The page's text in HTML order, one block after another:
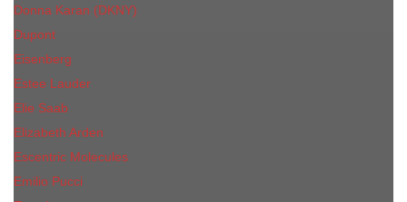
Donna Karan (DKNY)
Dupont
Eisenberg
Еsteе Lаudеr
Elie Saab
Elizabeth Arden
Escentric Molecules
Emilio Pucci